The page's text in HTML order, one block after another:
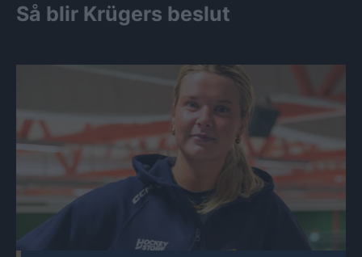
Så blir Krügers beslut
Möt Johanna Eldebäck: "En dröm sedan jag var liten"